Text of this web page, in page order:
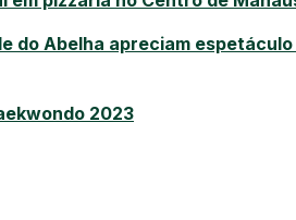
do Abelha apreciam espetáculo
2023